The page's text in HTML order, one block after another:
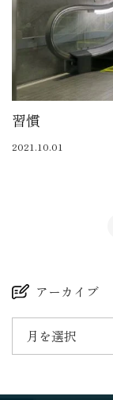
習慣
2021.10.01
アーカイブ
月を選択